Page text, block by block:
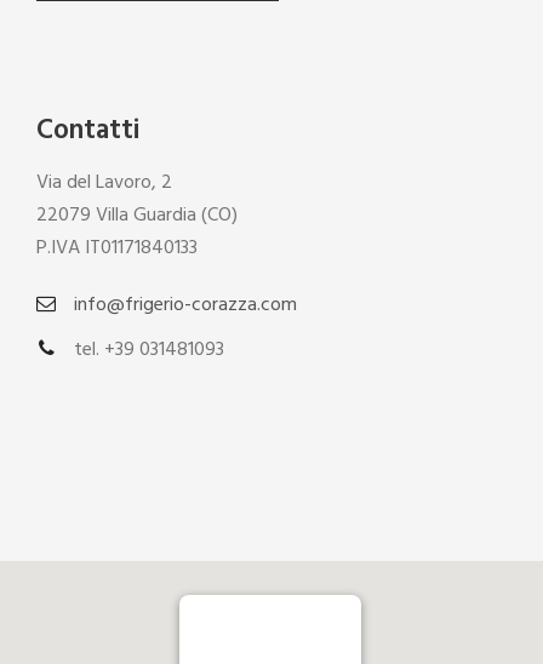
Contatti
Via del Lavoro, 2
22079 Villa Guardia (CO)
P.IVA IT01171840133
info@frigerio-corazza.com
tel. +39 031481093